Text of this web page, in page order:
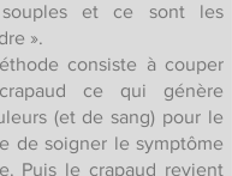
souples et ce sont les
».
consiste à couper
ce qui génère
(et de sang) pour le
de soigner le symptôme
Puis le crapaud revient